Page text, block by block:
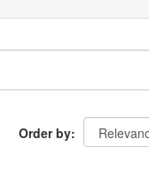
Order by